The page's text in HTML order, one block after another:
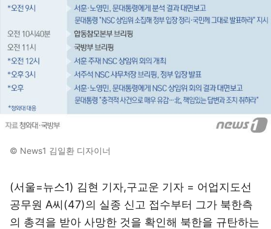
© News1 김일환 디자이너
(서울=뉴스1) 김현 기자,구교운 기자 = 어업지도선
공무원 A씨(47)의 실종 신고 접수부터 그가 북한측
의 총격을 받아 사망한 것을 확인해 북한을 규탄하는